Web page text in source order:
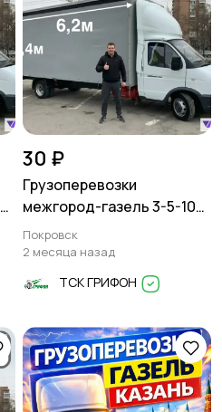
30 ₽
Грузоперевозки
межгород-газель 3-5-10
тонн
Покровск
2 месяца назад
ТСК ГРИФОН